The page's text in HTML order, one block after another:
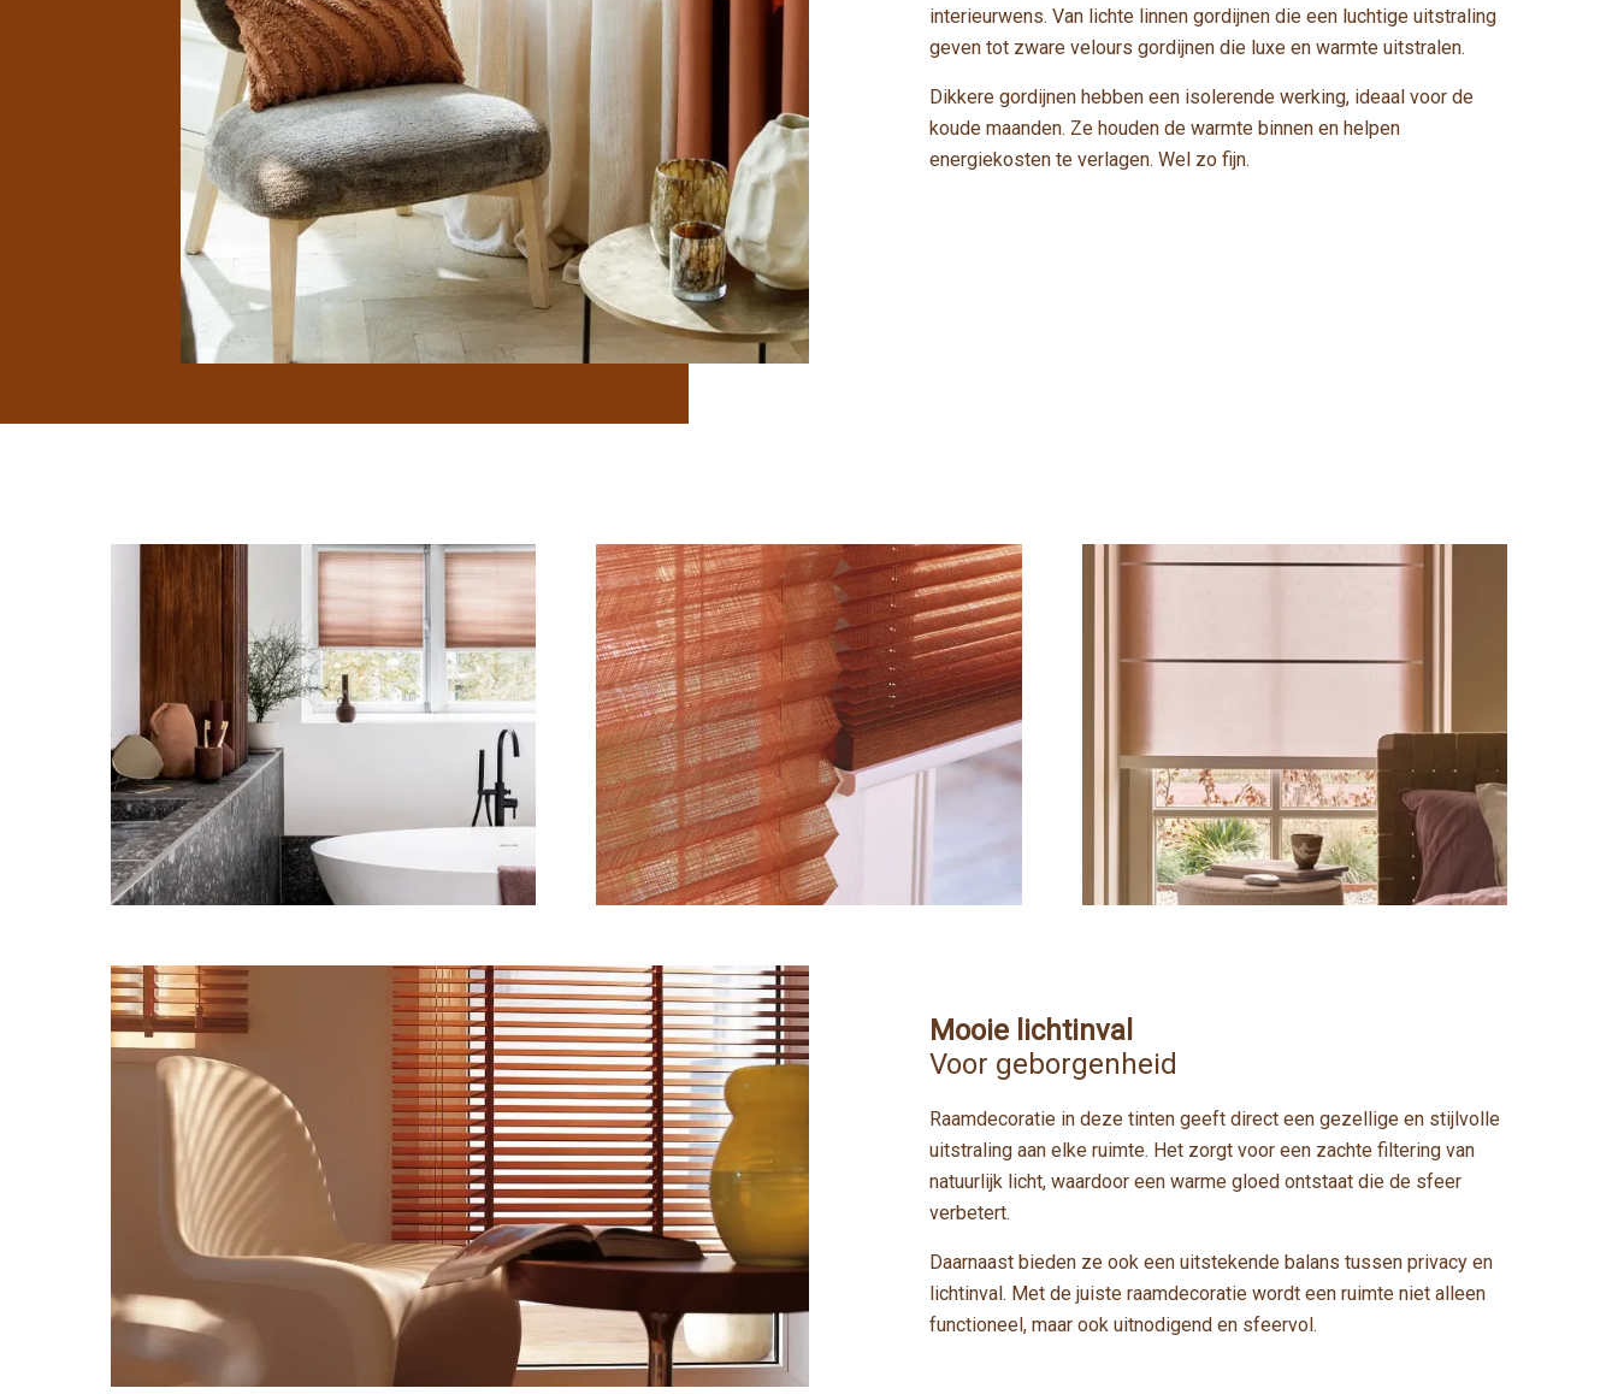
interieurwens. Van lichte linnen gordijnen die een luchtige uitstraling
geven tot zware velours gordijnen die luxe en warmte uitstralen.
Dikkere gordijnen hebben een isolerende werking, ideaal voor de
koude maanden. Ze houden de warmte binnen en helpen
energiekosten te verlagen. Wel zo fijn.
Mooie lichtinval
Voor geborgenheid
Raamdecoratie in deze tinten geeft direct een gezellige en stijlvolle
uitstraling aan elke ruimte. Het zorgt voor een zachte filtering van
natuurlijk licht, waardoor een warme gloed ontstaat die de sfeer
verbetert.
Daarnaast bieden ze ook een uitstekende balans tussen privacy en
lichtinval. Met de juiste raamdecoratie wordt een ruimte niet alleen
functioneel, maar ook uitnodigend en sfeervol.